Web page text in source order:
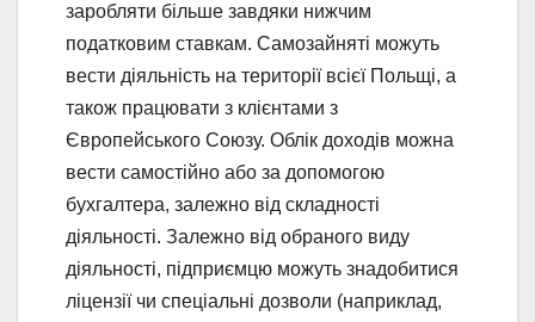
заробляти більше завдяки нижчим
податковим ставкам. Самозайняті можуть
вести діяльність на території всієї Польщі, а
також працювати з клієнтами з
Європейського Союзу. Облік доходів можна
вести самостійно або за допомогою
бухгалтера, залежно від складності
діяльності. Залежно від обраного виду
діяльності, підприємцю можуть знадобитися
ліцензії чи спеціальні дозволи (наприклад,